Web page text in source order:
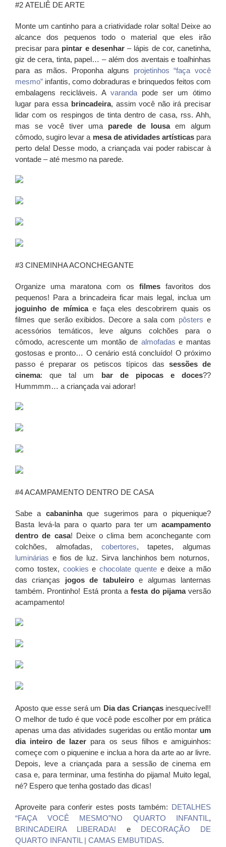
#2 ATELIÊ DE ARTE
Monte um cantinho para a criatividade rolar solta! Deixe ao
alcance dos pequenos todo o material que eles irão
precisar para pintar e desenhar– lápis de cor, canetinha,
giz de cera, tinta, papel… – além dos aventais e toalhinhas
para as mãos. Proponha alguns projetinhos “faça você
mesmo” infantis, como dobraduras e brinquedos feitos com
embalagens recicláveis. A varanda pode ser um ótimo
lugar para essa brincadeira, assim você não irá precisar
lidar com os respingos de tinta dentro de casa, rss. Ahh,
mas se você tiver uma parede de lousaem algum
cômodo, sugiro levar a mesa de atividades artísticaspara
perto dela! Desse modo, a criançada vai poder rabiscar à
vontade – até mesmo na parede.
#3 CINEMINHA ACONCHEGANTE
Organize uma maratona com os filmes favoritos dos
pequenos! Para a brincadeira ficar mais legal, inclua um
joguinho de mímica e faça eles descobrirem quais os
filmes que serão exibidos. Decore a sala com pôsters e
acessórios temáticos, leve alguns colchões para o
cômodo, acrescente um montão de almofadas e mantas
gostosas e pronto… O cenário está concluído! O próximo
passo é preparar os petiscos típicos das sessões de
cinema: que tal um bar de pipocas e doces??
Hummmm… a criançada vai adorar!
#4 ACAMPAMENTO DENTRO DE CASA
Sabe a cabaninhaque sugerimos para o piquenique?
Basta levá-la para o quarto para ter um acampamento
dentro de casa! Deixe o clima bem aconchegante com
colchões, almofadas, cobertores, tapetes, algumas
luminárias e fios de luz. Sirva lanchinhos bem noturnos,
como tostex, cookies echocolate quentee deixe a mão
das crianças jogos de tabuleiroe algumas lanternas
também. Prontinho! Está pronta afesta do pijamaversão
acampamento!
Aposto que esse será um Dia das Criançasinesquecível!!
O melhor de tudo é que você pode escolher por em prática
apenas uma das atividades sugeridas ou então montar um
dia inteiro de lazer para os seus filhos e amiguinhos:
começe com o piquenine e inclua a hora da arte ao ar livre.
Depois, leve a criançada para a sessão de cinema em
casa e, para terminar, uma festinha do pijama! Muito legal,
né? Espero que tenha gostado das dicas!
Aproveite para conferir estes posts também: DETALHES
“FAÇA VOCÊ MESMO”NO QUARTO INFANTIL ,
BRINCADEIRA LIBERADA! e DECORAÇÃO DE
QUARTO INFANTIL | CAMAS EMBUTIDAS.